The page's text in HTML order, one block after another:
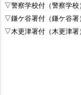
▽警察学校付（警察学校
▽鎌ケ谷署付（鎌ケ谷署
▽木更津署付（木更津署